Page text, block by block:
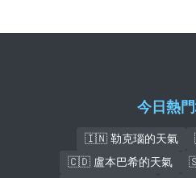
今日熱
🇮🇳 勒克瑙的天氣
🇨🇩 盧本巴希的天氣